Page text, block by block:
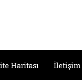
Haritası İletişim